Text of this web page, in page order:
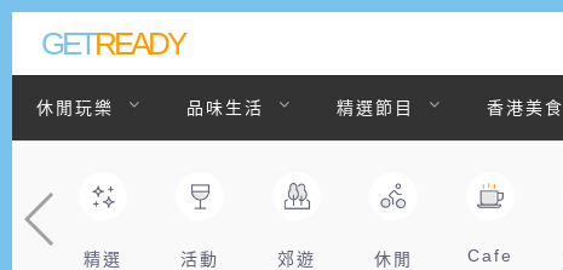
GETREADY
休閒玩樂 品味生活 精選節目 香港美食
精選 活動 郊遊 休閒 Cafe